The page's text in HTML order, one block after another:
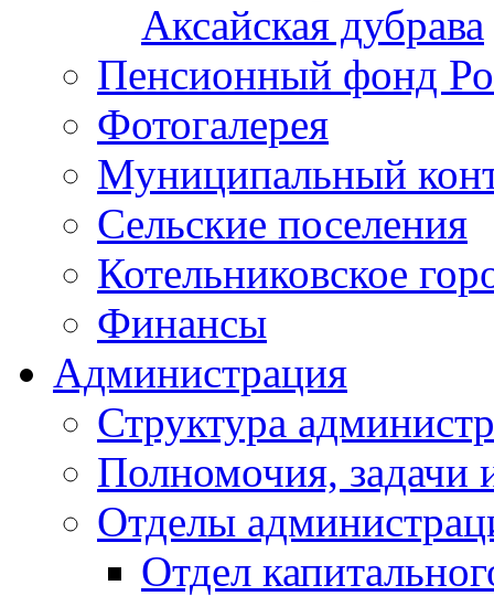
Аксайская дубрава
Пенсионный фонд
Фотогалерея
Муниципальный
Сельские поселения
Котельниковское
Финансы
Администрация
Структура
Полномочия, задачи
Отделы
Отдел